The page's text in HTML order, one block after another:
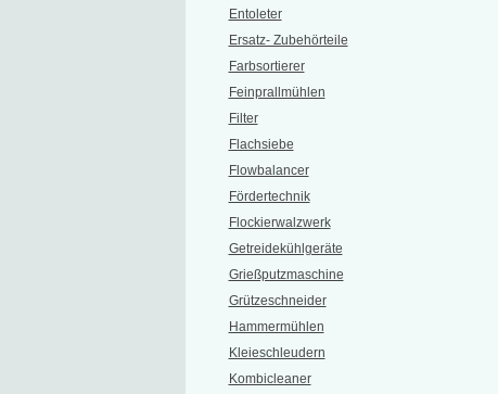
Entoleter
Ersatz- Zubehörteile
Farbsortierer
Feinprallmühlen
Filter
Flachsiebe
Flowbalancer
Fördertechnik
Flockierwalzwerk
Getreidekühlgeräte
Grießputzmaschine
Grützeschneider
Hammermühlen
Kleieschleudern
Kombicleaner